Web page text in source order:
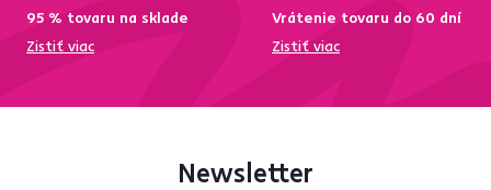
95 % tovaru na sklade
Zistiť viac
Vrátenie tovaru do 60 dní
Zistiť viac
Newsletter